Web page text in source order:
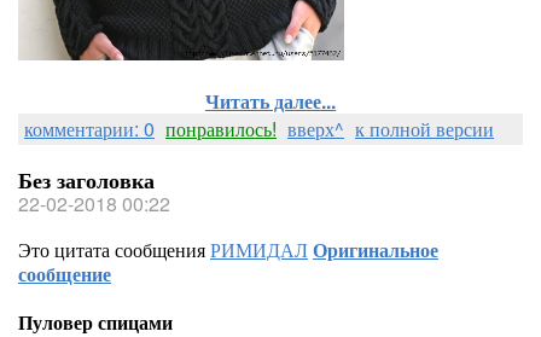
Читать далее...
комментарии: 0 понравилось! вверх^ к полной версии
Без заголовка
22-02-2018 00:22
Это цитата сообщенияРИМИДАЛОригинальное
сообщение
Пуловер спицами